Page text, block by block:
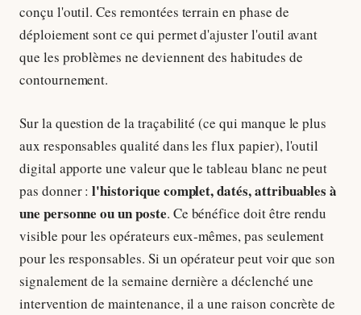
conçu l'outil. Ces remontées terrain en phase de
déploiement sont ce qui permet d'ajuster l'outil avant
que les problèmes ne deviennent des habitudes de
contournement.
Sur la question de la traçabilité (ce qui manque le plus
aux responsables qualité dans les flux papier), l'outil
digital apporte une valeur que le tableau blanc ne peut
pas donner :l'historique complet, datés, attribuables à
une personne ou un poste. Ce bénéfice doit être rendu
visible pour les opérateurs eux-mêmes, pas seulement
pour les responsables. Si un opérateur peut voir que son
signalement de la semaine dernière a déclenché une
intervention de maintenance, il a une raison concrète de